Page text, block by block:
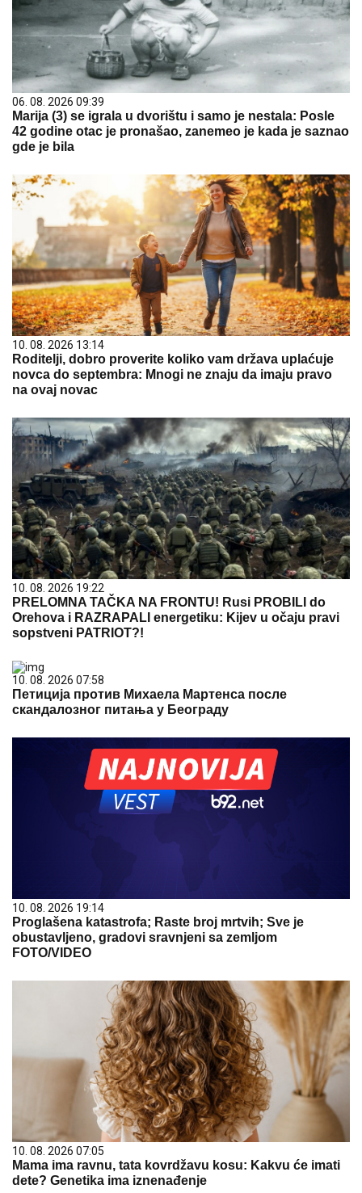
06. 08. 2026 09:39
Marija (3) se igrala u dvorištu i samo je nestala: Posle
42 godine otac je pronašao, zanemeo je kada je saznao
gde je bila
10. 08. 2026 13:14
Roditelji, dobro proverite koliko vam država uplaćuje
novca do septembra: Mnogi ne znaju da imaju pravo
na ovaj novac
10. 08. 2026 19:22
PRELOMNA TAČKA NA FRONTU! Rusi PROBILI do
Orehova i RAZRAPALI energetiku: Kijev u očaju pravi
sopstveni PATRIOT?!
10. 08. 2026 07:58
Петиција против Михаела Мартенса после
скандалозног питања у Београду
10. 08. 2026 19:14
Proglašena katastrofa; Raste broj mrtvih; Sve je
obustavljeno, gradovi sravnjeni sa zemljom
FOTO/VIDEO
10. 08. 2026 07:05
Mama ima ravnu, tata kovrdžavu kosu: Kakvu će imati
dete? Genetika ima iznenađenje